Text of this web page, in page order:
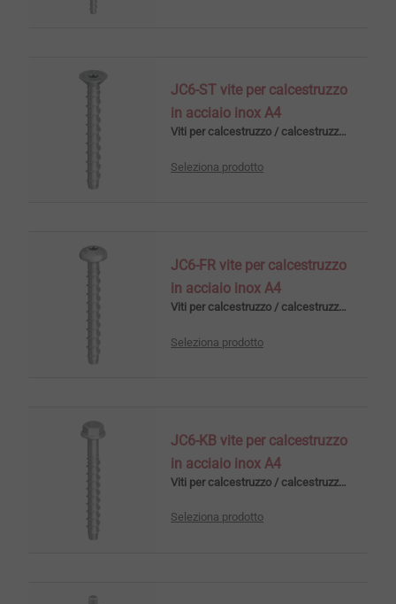
JC6-ST vite per calcestruzzo
in acciaio inox A4
Viti per calcestruzzo / calcestruzzo cellulare
Seleziona prodotto
JC6-FR vite per calcestruzzo
in acciaio inox A4
Viti per calcestruzzo / calcestruzzo cellulare
Seleziona prodotto
JC6-KB vite per calcestruzzo
in acciaio inox A4
Viti per calcestruzzo / calcestruzzo cellulare
Seleziona prodotto